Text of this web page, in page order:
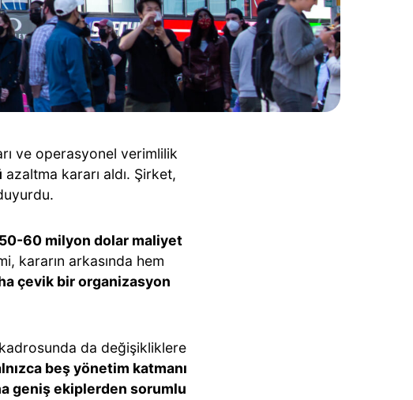
ve operasyonel verimlilik
azaltma kararı aldı. Şirket,
60 milyon dolar maliyet
kararın arkasında hem
çevik bir organizasyon
da değişikliklere
beş yönetim katmanı
geniş ekiplerden sorumlu